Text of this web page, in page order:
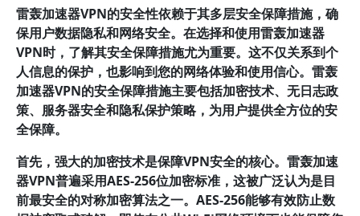
雷轰加速器VPN的安全性依赖于其多层安全保障措施，确
保用户数据隐私和网络安全。 在选择和使用雷轰加速器
VPN时，了解其安全保障措施尤为重要。这不仅关系到个
人信息的保护，也影响到您的网络体验和使用信心。雷轰
加速器VPN的安全保障措施主要包括加密技术、无日志政
策、服务器安全和隐私保护策略，为用户提供全方位的安
全保障。
首先，强大的加密技术是保障VPN安全的核心。雷轰加速
器VPN普遍采用AES-256位加密标准，这被广泛认为是目
前最安全的对称加密算法之一。AES-256能够有效防止数